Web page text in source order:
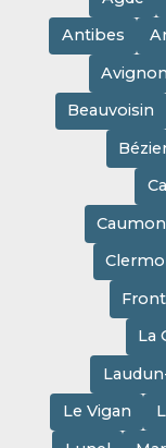
Antibes
Avignon
Beauvoisin
La
Le Vigan